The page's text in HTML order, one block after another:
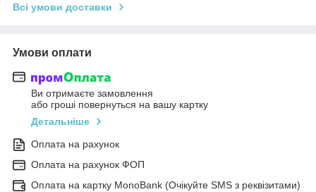
Всі умови доставки
Умови оплати
Ви отримаєте замовлення
або гроші повернуться на вашу картку
Детальніше
Оплата на рахунок
Оплата на рахунок ФОП
Оплата на картку MonoBank (Очікуйте SMS з реквізитами)